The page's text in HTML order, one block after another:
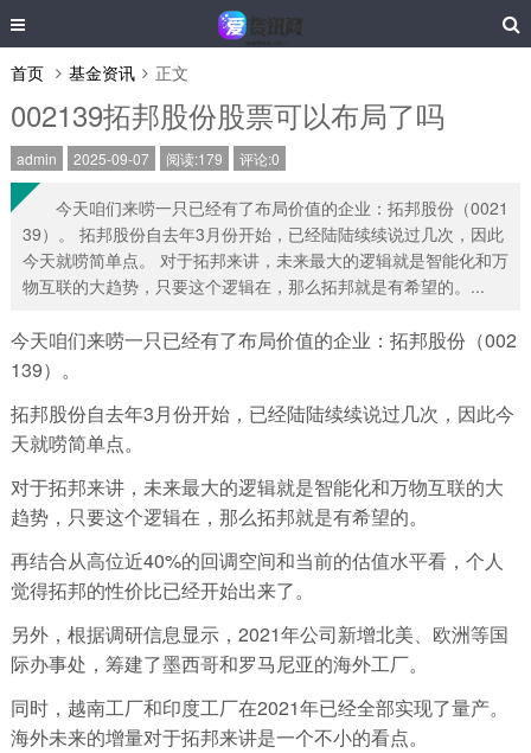
首页 基金资讯 正文
002139拓邦股份股票可以布局了吗
admin 2025-09-07 阅读:179 评论:0
今天咱们来唠一只已经有了布局价值的企业：拓邦股份（0021
39）。 拓邦股份自去年3月份开始，已经陆陆续续说过几次，因此
今天就唠简单点。 对于拓邦来讲，未来最大的逻辑就是智能化和万
物互联的大趋势，只要这个逻辑在，那么拓邦就是有希望的。...
今天咱们来唠一只已经有了布局价值的企业：拓邦股份（002
139）。
拓邦股份自去年3月份开始，已经陆陆续续说过几次，因此今
天就唠简单点。
对于拓邦来讲，未来最大的逻辑就是智能化和万物互联的大
趋势，只要这个逻辑在，那么拓邦就是有希望的。
再结合从高位近40%的回调空间和当前的估值水平看，个人
觉得拓邦的性价比已经开始出来了。
另外，根据调研信息显示，2021年公司新增北美、欧洲等国
际办事处，筹建了墨西哥和罗马尼亚的海外工厂。
同时，越南工厂和印度工厂在2021年已经全部实现了量产。
海外未来的增量对于拓邦来讲是一个不小的看点。